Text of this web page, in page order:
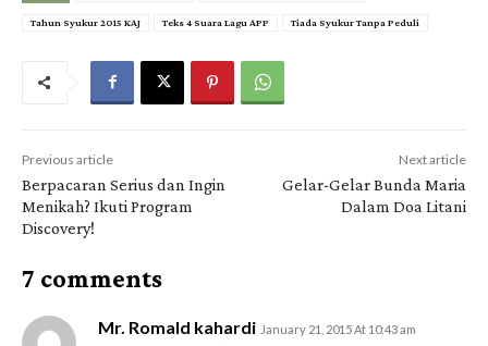
Tahun Syukur 2015 KAJ Teks 4 Suara Lagu APP Tiada Syukur Tanpa Peduli
Previous article
Berpacaran Serius dan Ingin
Menikah? Ikuti Program
Discovery!
Next article
Gelar-Gelar Bunda Maria
Dalam Doa Litani
7 comments
Mr. Romald kahardi January 21, 2015 At 10:43 am